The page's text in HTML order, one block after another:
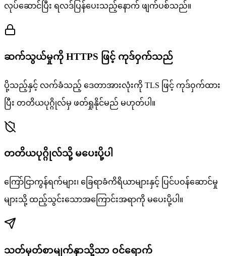
လုပ်ဆောင်ပြီး ရလဒ်ပြန်ပေးသည့်နောက် ဖျက်ပစ်သည်။
ဆက်သွယ်မှုကို HTTPS ဖြင့် ကုဒ်ဝှက်သည်
ပို့သည့်နှင့် လက်ခံသည့် ဒေတာအားလုံးကို TLS ဖြင့် ကုဒ်ဝှက်ထား
ပြီး တတိယပုဂ္ဂိုလ်မှ ဖတ်ရှုနိုင်မည် မဟုတ်ပါ။
တတိယပုဂ္ဂိုလ်သို့ မပေးပို့ပါ
ကြော်ငြာကွန်ရက်များ၊ ခြေရာခံကိရိယာများနှင့် ပြင်ပဝန်ဆောင်မှု
များသို့ ထည့်သွင်းသောအကြောင်းအရာကို မပေးပို့ပါ။
သတ်မှတ်စာမျက်နှာသို့သာ ဝင်ရောက်